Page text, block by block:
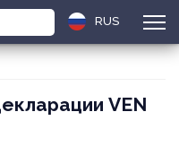
RUS
VEN